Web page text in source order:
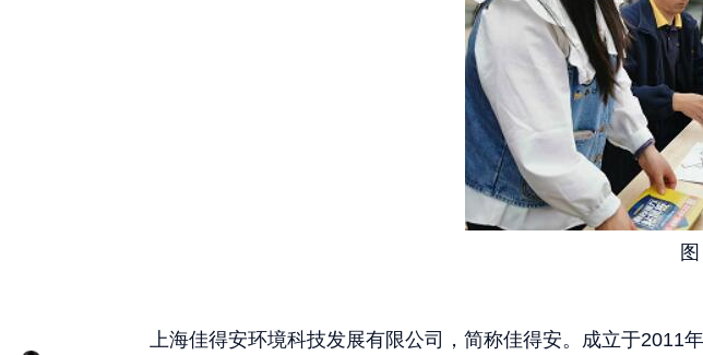
上海佳得安环境科技发展有限公司，简称佳得安。成立于2011